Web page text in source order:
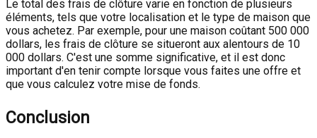
Le total des frais de clôture varie en fonction de plusieurs
éléments, tels que votre localisation et le type de maison que
vous achetez. Par exemple, pour une maison coûtant 500 000
dollars, les frais de clôture se situeront aux alentours de 10
000 dollars. C'est une somme significative, et il est donc
important d'en tenir compte lorsque vous faites une offre et
que vous calculez votre mise de fonds.
Conclusion